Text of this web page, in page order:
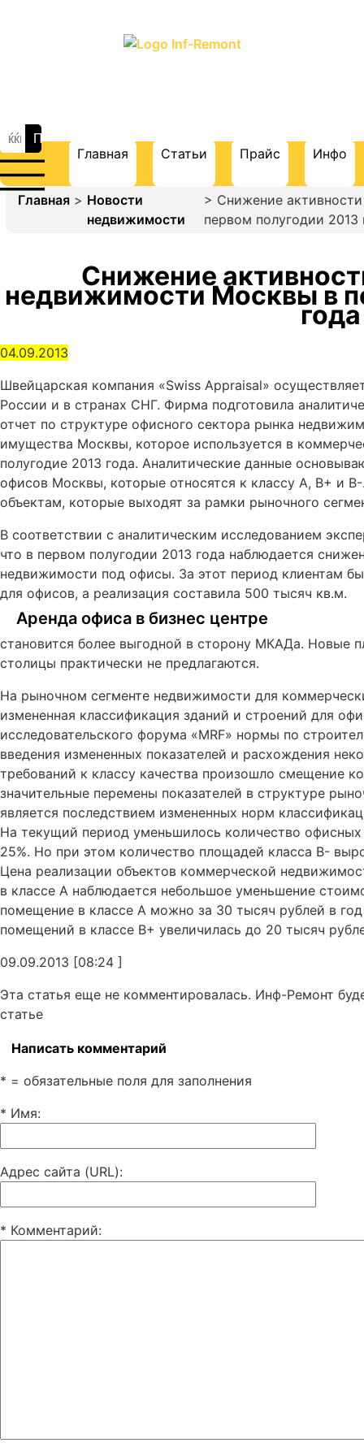
Главная Статьи Прайс Инфо
Главная > Новости
недвижимости
> Снижение
первом полугодии 2013
Снижение
недвижимости Москвы в
года
04.09.2013
Швейцарская компания «Swiss Appraisal»
России и в странах СНГ. Фирма подготовила
отчет по структуре офисного сектора рынка
имущества Москвы, которое используется в
полугодие 2013 года. Аналитические данные
офисов Москвы, которые относятся к классу А, В+ и
объектам, которые выходят за рамки рыночного
В соответствии с аналитическим исследованием
что в первом полугодии 2013 года наблюдается
недвижимости под офисы. За этот период клиентам
для офисов, а реализация составила 500 тысяч кв.м.
Аренда офиса в бизнес центре
становится более выгодной в сторону МКАДа. Новые
столицы практически не предлагаются.
На рыночном сегменте недвижимости для
измененная классификация зданий и строений для
исследовательского форума «MRF» нормы по
введения измененных показателей и расхождения
требований к классу качества произошло смещение
значительные перемены показателей в структуре
является последствием измененных норм
На текущий период уменьшилось количество
25%. Но при этом количество площадей класса В-
Цена реализации объектов коммерческой
в классе А наблюдается небольшое уменьшение
помещение в классе А можно за 30 тысяч рублей в
помещений в классе В+ увеличилась до 20 тысяч
09.09.2013 [08:24 ]
Эта статья еще не комментировалась. Инф-Ремонт
статье
Написать комментарий
* = обязательные поля для заполнения
* Имя:
Адрес сайта (URL):
* Комментарий: